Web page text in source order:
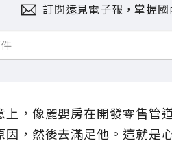
訂閱遠見電子報，掌握
，像麗嬰房在開發零售管
，然後去滿足他。這就是